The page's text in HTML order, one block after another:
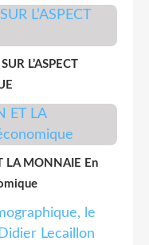
L’ASPECT
LA MONNAIE En